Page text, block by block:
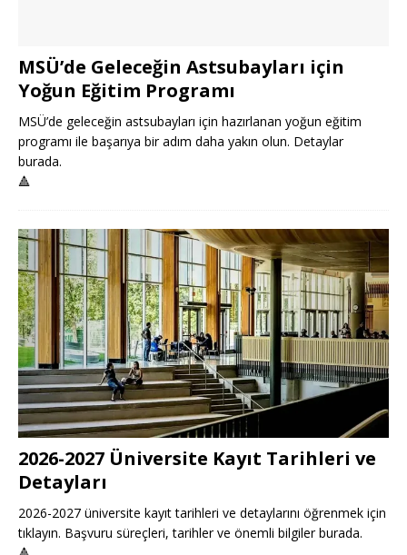
MSÜ’de Geleceğin Astsubayları için
Yoğun Eğitim Programı
MSÜ’de geleceğin astsubayları için hazırlanan yoğun eğitim
programı ile başarıya bir adım daha yakın olun. Detaylar
burada.
🔺
2026-2027 Üniversite Kayıt Tarihleri ve
Detayları
2026-2027 üniversite kayıt tarihleri ve detaylarını öğrenmek için
tıklayın. Başvuru süreçleri, tarihler ve önemli bilgiler burada.